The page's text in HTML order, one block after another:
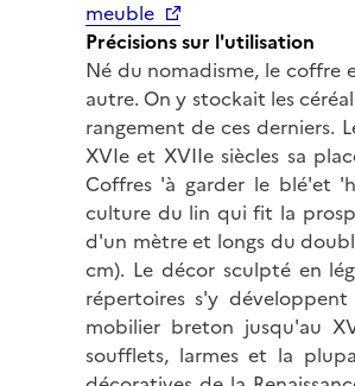
meuble
Précisions sur l'utilisation
Né du nomadisme, le coffre
autre. On y stockait les
rangement de ces derniers.
XVIe et XVIIe siècles sa
Coffres 'à garder le blé'et
culture du lin qui fit la
d'un mètre et longs du
cm). Le décor sculpté en
répertoires s'y
mobilier breton jusqu'au
soufflets, larmes et la